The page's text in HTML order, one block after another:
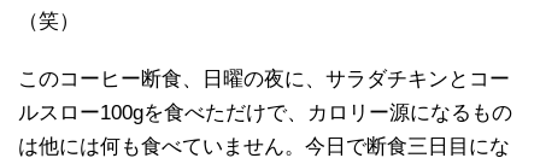
（笑）
このコーヒー断食、日曜の夜に、サラダチキンとコー
ルスロー100gを食べただけで、カロリー源になるもの
は他には何も食べていません。今日で断食三日目にな